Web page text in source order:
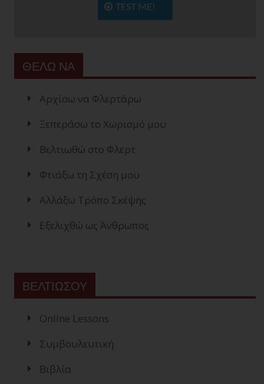
TEST ME!
ΘΕΛΩ ΝΑ
Αρχίσω να Φλερτάρω
Ξεπεράσω το Χωρισμό μου
Βελτιωθώ στο Φλερτ
Φτιάξω τη Σχέση μου
Αλλάξω Τρόπο Σκέψης
Εξελιχθώ ως Άνθρωπος
ΒΕΛΤΙΩΣΟΥ
Online Lessons
Συμβουλευτική
Βιβλία